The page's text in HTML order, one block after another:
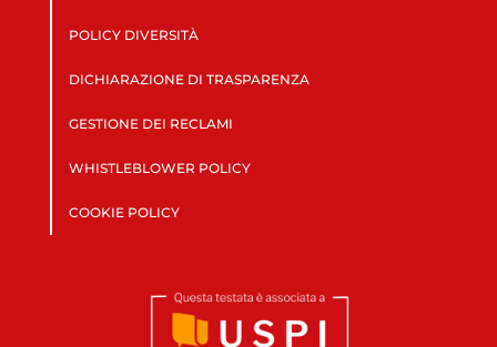
POLICY DIVERSITÀ
DICHIARAZIONE DI TRASPARENZA
GESTIONE DEI RECLAMI
WHISTLEBLOWER POLICY
COOKIE POLICY